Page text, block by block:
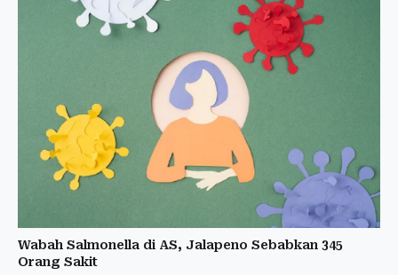
Wabah Salmonella di AS, Jalapeno Sebabkan 345
Orang Sakit